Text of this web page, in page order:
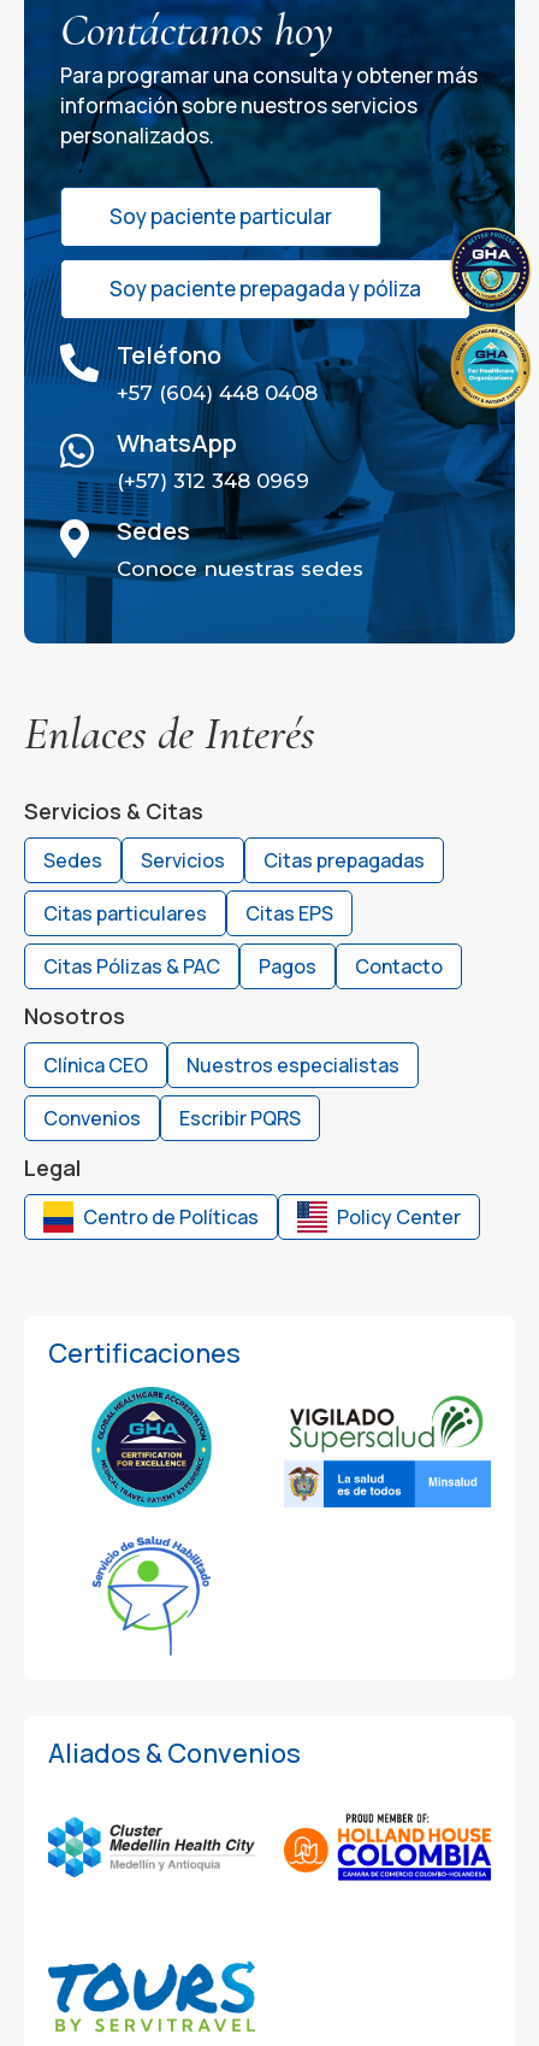
Contáctanos hoy
Para programar una consulta y obtener más
información sobre nuestros servicios
personalizados.
Soy paciente particular
Soy paciente prepagada y póliza
 Teléfono
+57 (604) 448 0408
 WhatsApp
(+57) 312 348 0969
 Sedes
Conoce nuestras sedes
Enlaces de Interés
Servicios & Citas
Sedes Servicios
Citas prepagadas
Citas particulares
Citas EPS
Citas Pólizas & PAC
Pagos Contacto
Nosotros
Clínica CEO
Nuestros especialistas
Convenios
Escribir PQRS
Legal
Centro de Políticas Policy Center
Certificaciones
Aliados & Convenios